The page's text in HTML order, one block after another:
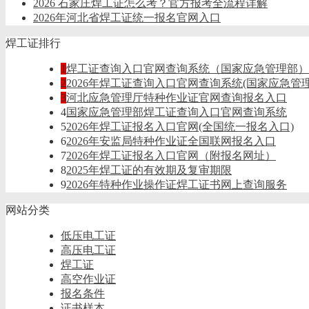
2026 石家庄焊工证怎么考？官方报考全流程详解
2026年河北省焊工证统一报名官网入口
焊工证排行
1焊工证查询入口官网查询系统（国家应急管理部）
22026年焊工证查询入口官网查询系统(国家应急管
3河北应急管理厅特种作业证官网查询报名入口
4国家应急管理部焊工证查询入口官网查询系统
52026年焊工证报名入口官网(全国统一报名入口)
62026年安监局特种作业证全国联网报名入口
72026年焊工证报名入口官网（附报名网址）
82025年焊工证的有效期及复审期限
92026年特种作业操作证焊工证书网上查询服务​
网站分类
低压电工证
高压电工证
焊工证
高空作业证
报名条件